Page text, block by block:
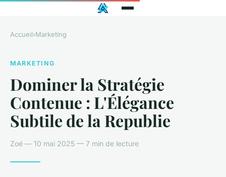
Accueil›Marketing
MARKETING
Dominer la Stratégie
Contenue : L'Élégance
Subtile de la Republie
Zoé — 10 mai 2025 — 7 min de lecture